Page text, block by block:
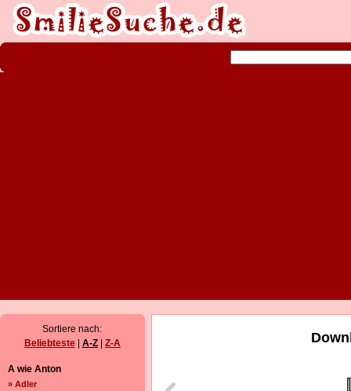
Sortiere nach:
Beliebteste
A-Z Z-A
A wie Anton
» Adler